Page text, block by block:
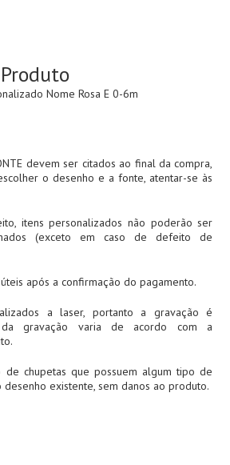
Nome Rosa E 0-6m
devem ser citados ao final da compra,
o desenho e a fonte, atentar-se às
itens personalizados não poderão ser
(exceto em caso de defeito de
após a confirmação do pagamento.
a laser, portanto a gravação é
gravação varia de acordo com a
de chupetas que possuem algum tipo de
existente, sem danos ao produto.